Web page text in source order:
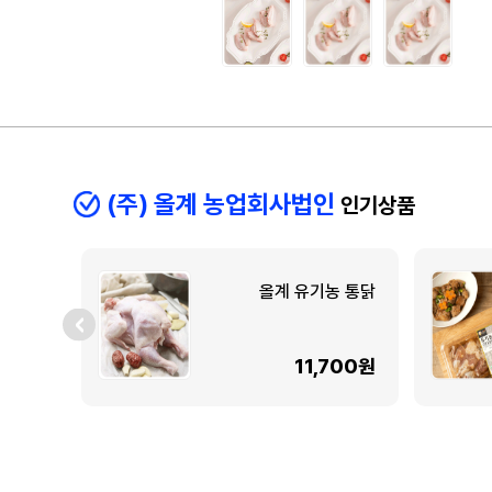
(주) 올계 농업회사법인 인기상품
올계 유기농 통닭
11,700원